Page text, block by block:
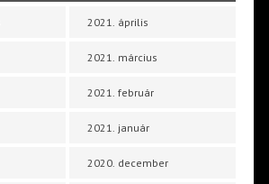
2021. április
2021. március
2021. február
2021. január
2020. december